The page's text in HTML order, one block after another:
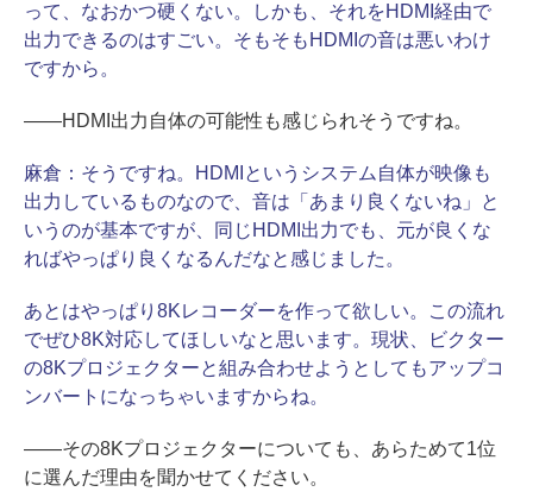
って、なおかつ硬くない。しかも、それをHDMI経由で
出力できるのはすごい。そもそもHDMIの音は悪いわけ
ですから。
――HDMI出力自体の可能性も感じられそうですね。
麻倉： そうですね。HDMIというシステム自体が映像も
出力しているものなので、音は「あまり良くないね」と
いうのが基本ですが、同じHDMI出力でも、元が良くな
ればやっぱり良くなるんだなと感じました。
あとはやっぱり8Kレコーダーを作って欲しい。この流れ
でぜひ8K対応してほしいなと思います。現状、ビクター
の8Kプロジェクターと組み合わせようとしてもアップコ
ンバートになっちゃいますからね。
――その8Kプロジェクターについても、あらためて1位
に選んだ理由を聞かせてください。